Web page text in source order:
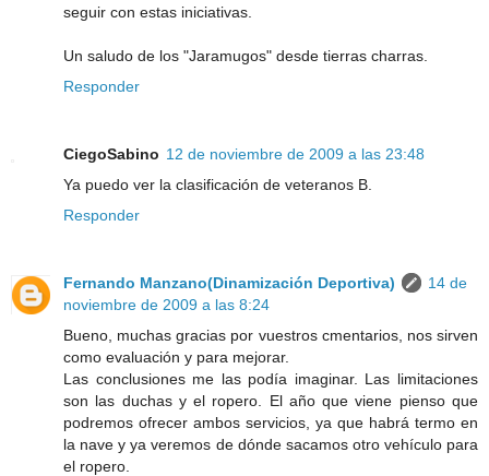
seguir con estas iniciativas.
Un saludo de los "Jaramugos" desde tierras charras.
Responder
CiegoSabino 12 de noviembre de 2009 a las 23:48
Ya puedo ver la clasificación de veteranos B.
Responder
Fernando Manzano(Dinamización Deportiva)
14 de
noviembre de 2009 a las 8:24
Bueno, muchas gracias por vuestros cmentarios, nos sirven
como evaluación y para mejorar.
Las conclusiones me las podía imaginar. Las limitaciones
son las duchas y el ropero. El año que viene pienso que
podremos ofrecer ambos servicios, ya que habrá termo en
la nave y ya veremos de dónde sacamos otro vehículo para
el ropero.